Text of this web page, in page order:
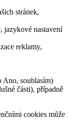
stránek,
jazykové nastavení
reklamy,
Ano, souhlasím)
části), případně
cookies může